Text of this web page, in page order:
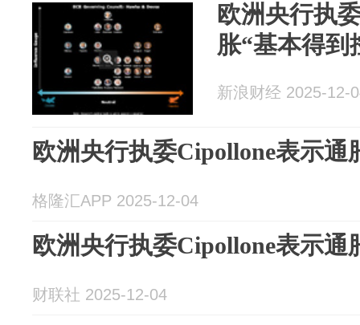
欧洲央行执
胀“基本得到
新浪财经 2025-12-
欧洲央行执委Cipollone表示通
格隆汇APP 2025-12-04
欧洲央行执委Cipollone表示通
财联社 2025-12-04